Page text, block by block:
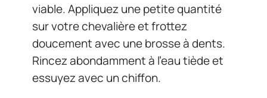
viable. Appliquez une petite quantité
sur votre chevalière et frottez
doucement avec une brosse à dents.
Rincez abondamment à l’eau tiède et
essuyez avec un chiffon.